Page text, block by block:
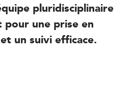
pluridisciplinaire
une prise en
un suivi efficace.